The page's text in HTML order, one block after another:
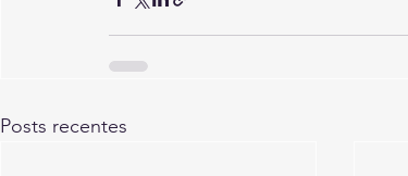
Posts recentes